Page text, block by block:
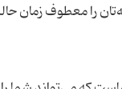
را معطوف زمان